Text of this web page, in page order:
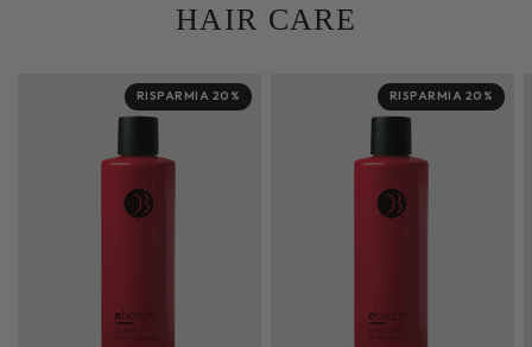
HAIR CARE
RISPARMIA 20% RISPARMIA 20%